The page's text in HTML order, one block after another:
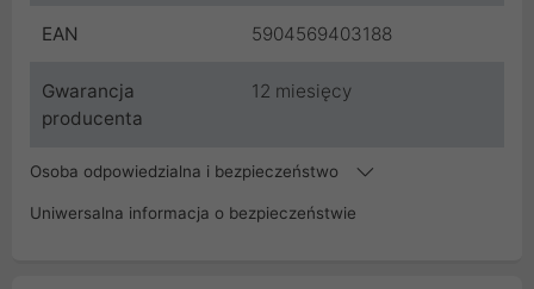
EAN 5904569403188
Gwarancja
producenta
12 miesięcy
Osoba odpowiedzialna i bezpieczeństwo
Uniwersalna informacja o bezpieczeństwie